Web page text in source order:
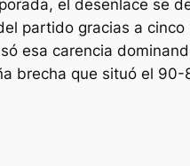
el desenlace se
partido gracias a
esa carencia
brecha que situó el